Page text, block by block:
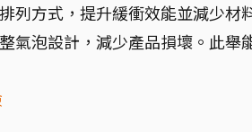
列方式，提升緩衝效能並減少材
氣泡設計，減少產品損壞。此舉